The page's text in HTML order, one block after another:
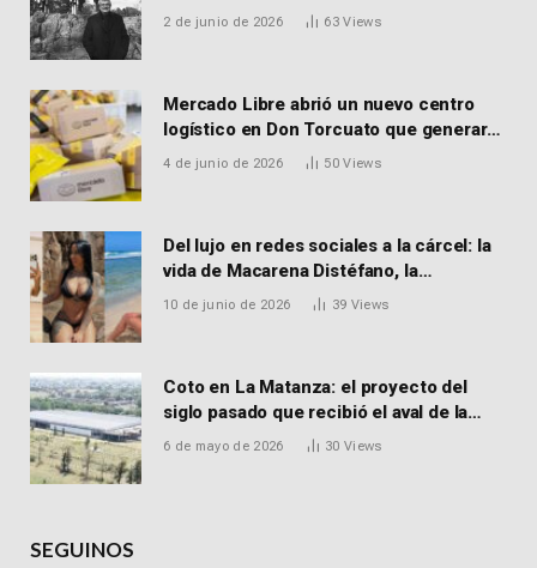
MARTORELL
2 de junio de 2026 63Views
Mercado Libre abrió un nuevo centro
logístico en Don Torcuato que generará
900 empleos: cómo enviar el CV
4 de junio de 2026 50Views
Del lujo en redes sociales a la cárcel: la
vida de Macarena Distéfano, la
influencer de San Martín acusada de
10 de junio de 2026 39 Views
Coto en La Matanza: el proyecto del
siglo pasado que recibió el aval de la
Justicia para reactivar una obra frenada
6 de mayo de 2026 30 Views
SEGUINOS